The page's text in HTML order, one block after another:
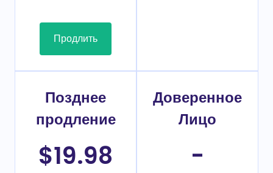
Продлить
Позднее
продление
$19.98
Доверенное
Лицо
-